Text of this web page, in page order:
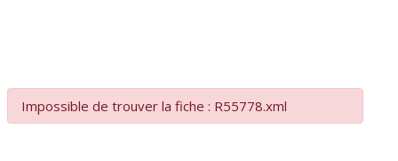
Impossible de trouver la fiche : R55778.xml